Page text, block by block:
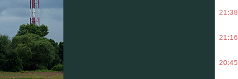
21:38
21:16
20:45